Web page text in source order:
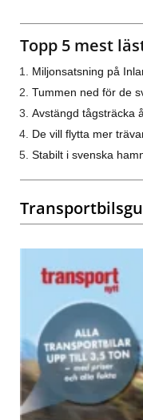
Topp 5 mest
Miljonsatsning på
Tummen ned för de
Avstängd tågsträcka
De vill flytta mer
Stabilt i svenska